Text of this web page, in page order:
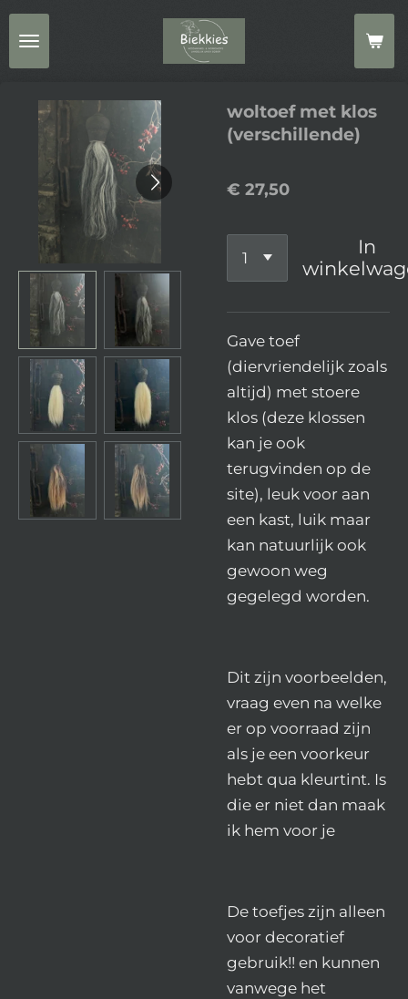
Ga
direct
naar
hoofdinhoud
woltoef met klos
(verschillende)
€ 27,50
In
Gave toef
(diervriendelijk zoals
altijd) met stoere
klos (deze klossen
kan je ook
terugvinden op de
site), leuk voor aan
een kast, luik maar
kan natuurlijk ook
gewoon weg
gegelegd worden.
Dit zijn voorbeelden,
vraag even na welke
er op voorraad zijn
als je een voorkeur
hebt qua kleurtint. Is
die er niet dan maak
ik hem voor je
De toefjes zijn alleen
voor decoratief
gebruik!! en kunnen
vanwege het